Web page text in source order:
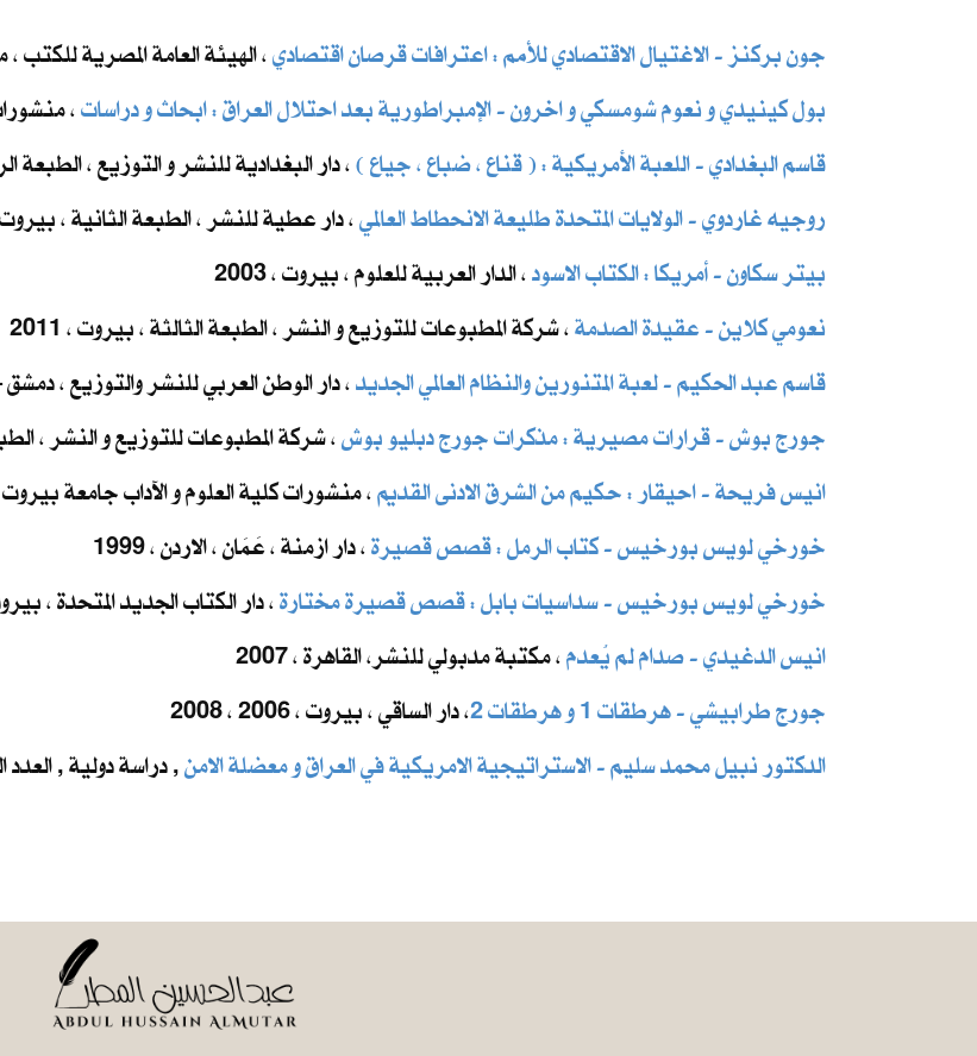
جون بركنز - الاغتيال الاقتصادي للأمم : اعترافات قرصان اقتصادي، الهيئة العامة المصرية للكتب ،
بول كينيدي و نعوم شومسكي و اخرون ​- الإمبراطورية بعد احتلال العراق : ابحاث و دراسات،
قاسم البغدادي - اللعبة الأمريكية : ( قناع ، ضباع ، جياع )، دار البغدادية للنشر و التوزيع ، الطبعة
روجيه غاردوي - الولايات المتحدة طليعة الانحطاط العالمي، دار عطية للنشر ، الطبعة الثانية ، بيروت ،
بيتر سكاون - أمريكا : الكتاب الاسود، الدار العربية للعلوم ، بيروت ، 2003
نعومي كلاين - عقيدة الصدمة، شركة المطبوعات للتوزيع و النشر ، الطبعة الثالثة ، بيروت ، 2011
قاسم عبد الحكيم - لعبة المتنورين والنظام العالمي الجديد، دار الوطن العربي للنشر والتوزيع ، دمشق –
جورج بوش - قرارات مصيرية : مذكرات جورج دبليو بوش، شركة المطبوعات للتوزيع و النشر ،
انيس فريحة - احيقار : حكيم من الشرق الادنى القديم، منشورات كلية العلوم و الآداب جامعة بيروت
خورخي لويس بورخيس - كتاب الرمل : قصص قصيرة، دار ازمنة ، عَمَان ، الاردن ، 1999
خورخي لويس بورخيس - سداسيات بابل : قصص قصيرة مختارة، دار الكتاب الجديد المتحدة ، بيروت
انيس الدغيدي - صدام لم يُعدم، مكتبة مدبولي للنشر، القاهرة ، 2007
جورج طرابيشي - هرطقات 1 و هرطقات 2
، دار الساقي ، بيروت ، 2006 ، 2008
الدكتور نبيل محمد سليم - الاستراتيجية الامريكية في العراق و معضلة الامن, دراسة دولية ,